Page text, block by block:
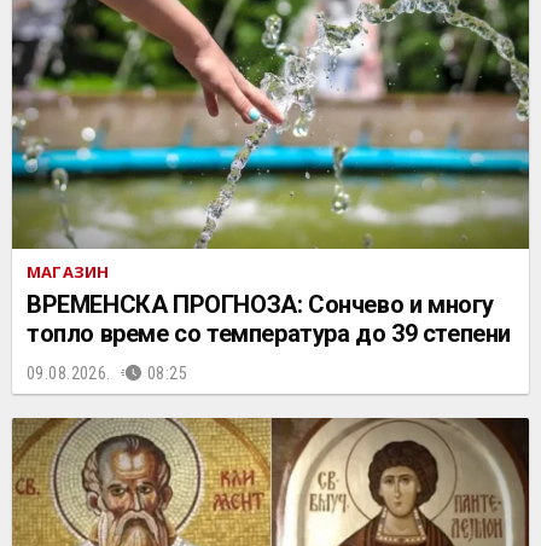
МАГАЗИН
ВРЕМЕНСКА ПРОГНОЗА: Сончево и многу
топло време со температура до 39 степени
09.08.2026. 08:25